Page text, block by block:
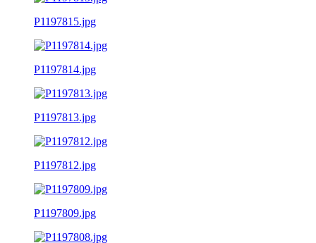
P1197815.jpg
P1197814.jpg
P1197813.jpg
P1197812.jpg
P1197809.jpg